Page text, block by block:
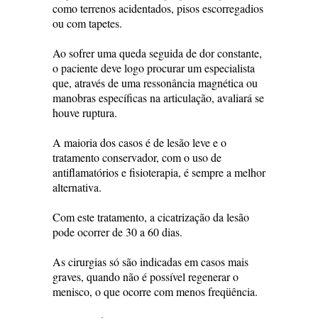
como terrenos acidentados, pisos escorregadios
ou com tapetes.
Ao sofrer uma queda seguida de dor constante,
o paciente deve logo procurar um especialista
que, através de uma ressonância magnética ou
manobras específicas na articulação, avaliará se
houve ruptura.
A maioria dos casos é de lesão leve e o
tratamento conservador, com o uso de
antiflamatórios e fisioterapia, é sempre a melhor
alternativa.
Com este tratamento, a cicatrização da lesão
pode ocorrer de 30 a 60 dias.
As cirurgias só são indicadas em casos mais
graves, quando não é possível regenerar o
menisco, o que ocorre com menos freqüência.